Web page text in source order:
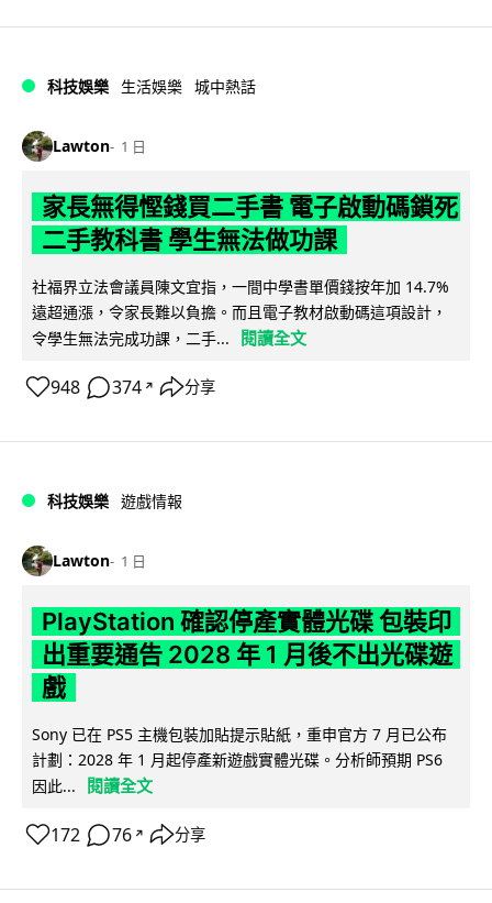
科技娛樂 生活娛樂 城中熱話
Lawton 1 日
家長無得慳錢買二手書 電子啟動碼鎖死
二手教科書 學生無法做功課
社福界立法會議員陳文宜指，一間中學書單價錢按年加 14.7%
遠超通漲，令家長難以負擔。而且電子教材啟動碼這項設計，
令學生無法完成功課，二手...
閱讀全文
948 374 ↗ 分享
科技娛樂 遊戲情報
Lawton 1 日
PlayStation 確認停產實體光碟 包裝印
出重要通告 2028 年 1 月後不出光碟遊
戲
Sony 已在 PS5 主機包裝加貼提示貼紙，重申官方 7 月已公布
計劃：2028 年 1 月起停產新遊戲實體光碟。分析師預期 PS6
因此...
閱讀全文
172 76 ↗ 分享